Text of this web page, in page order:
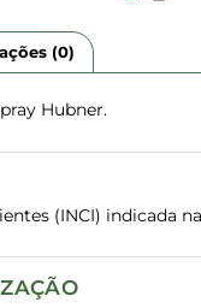
(0)
Hubner.
(INCI) indicada